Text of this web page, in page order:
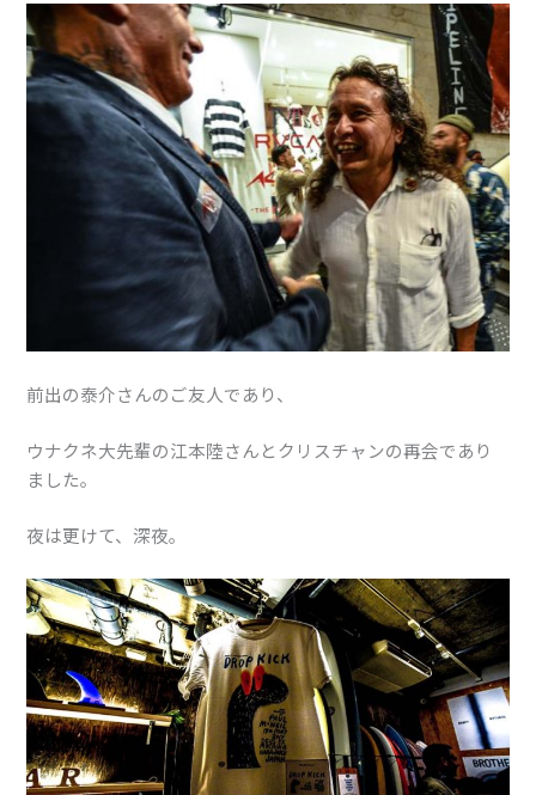
前出の泰介さんのご友人であり、
ウナクネ大先輩の江本陸さんとクリスチャンの再会であり
ました。
夜は更けて、深夜。